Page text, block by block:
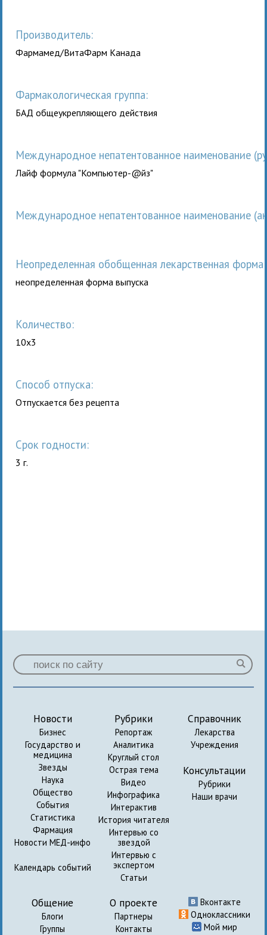
Производитель:
Фармамед/ВитаФарм Канада
Фармакологическая группа:
БАД общеукрепляющего действия
Международное непатентованное наименование
Лайф формула "Компьютер-@йз"
Международное непатентованное наименование
неопределенная обобщенная лекарственная форма
неопределенная форма выпуска
Количество:
10x3
Способ отпуска:
Отпускается без рецепта
Срок годности:
3 г.
Новости
Бизнес
Государство и
медицина
Звезды
Наука
Общество
События
Статистика
Фармация
Новости МЕД-инфо
Календарь событий
Рубрики
Репортаж
Аналитика
Круглый стол
Острая тема
Видео
Инфографика
Интерактив
История читателя
Интервью со
звездой
Интервью с
экспертом
Статьи
Справочник
Лекарства
Учреждения
Консультации
Рубрики
Наши врачи
Общение
Блоги
Группы
О проекте
Партнеры
Контакты
Вконтакте
Одноклассники
Мой мир